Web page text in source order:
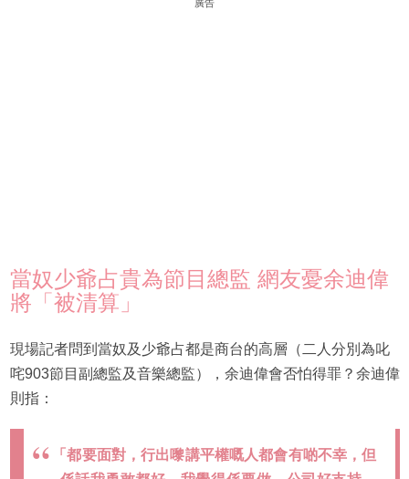
廣告
當奴少爺占貴為節目總監 網友憂余迪偉
將「被清算」
現場記者問到當奴及少爺占都是商台的高層（二人分別為叱
咤903節目副總監及音樂總監），余迪偉會否怕得罪？余迪偉
則指：
「都要面對，行出嚟講平權嘅人都會有啲不幸，但